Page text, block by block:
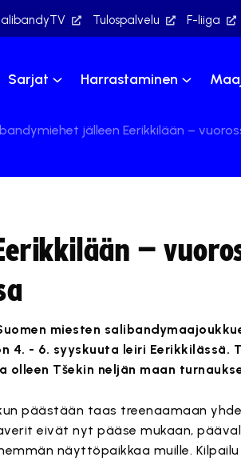
Tulospalvelu F-liiga
Sarjat Harrastaminen
jälleen Eerikkilään –
–
miesten
4. - 6. syyskuuta leiri Eerikkilässä.
olleen Tšekin neljän maan
päästään taas treenaamaan
eivät nyt pääse mukaan,
näyttöpaikkaa muille.